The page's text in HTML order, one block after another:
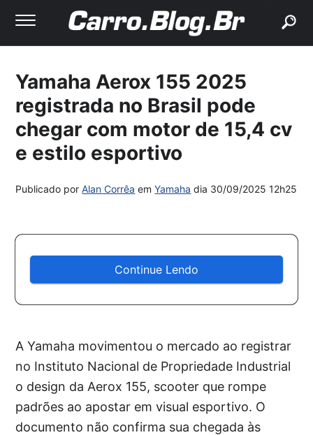
Yamaha Aerox 155 2025
registrada no Brasil pode
chegar com motor de 15,4 cv
e estilo esportivo
Publicado porAlan Corrêa emYamaha dia 30/09/2025 12h25
Continue Lendo
A Yamaha movimentou o mercado ao registrar
no Instituto Nacional de Propriedade Industrial
o design da Aerox 155, scooter que rompe
padrões ao apostar em visual esportivo. O
documento não confirma sua chegada às